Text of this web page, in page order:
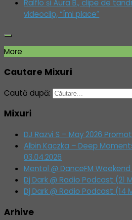
Ralflo și Aura B., clipe de
videoclip, “Îmi place”
More
Cautare Mixuri
Caută după:
Mixuri
DJ Razvi S – May 2026
Albin Kaczka – Deep
03.04.2026
Mentol @ DanceFM
Dj Dark @ Radio Podcast (21
Dj Dark @ Radio Podcast (14
Arhive